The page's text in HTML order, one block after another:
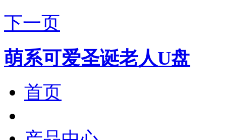
下一页
萌系可爱圣诞老人U盘
首页